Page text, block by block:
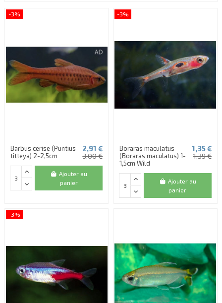
-3%
Barbus cerise (Puntius
titteya) 2-2,5cm
2,91 €
3,00 €
Ajouter au
panier
-3%
Boraras maculatus
(Boraras maculatus) 1-
1,5cm Wild
1,35 €
1,39 €
Ajouter au
panier
-3%